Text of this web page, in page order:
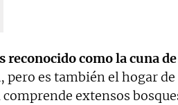
y revisado, así como a la
reconocido como la cuna
, pero es también el hogar
extensos